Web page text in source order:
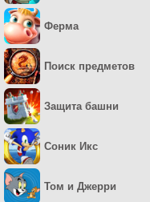
Ферма
Поиск предметов
Защита башни
Соник Икс
Том и Джерри